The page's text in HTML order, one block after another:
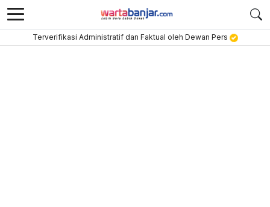
Terverifikasi Administratif dan Faktual oleh Dewan Pers